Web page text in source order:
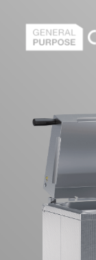
À propos
Contact